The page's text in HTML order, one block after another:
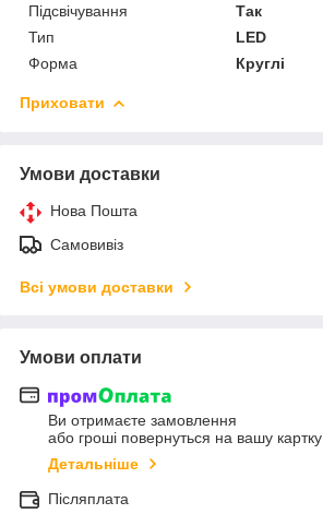
Підсвічування
Так
Тип
LED
Форма
Круглі
Приховати
Умови доставки
Нова Пошта
Самовивіз
Всі умови доставки
Умови оплати
Ви отримаєте замовлення
або гроші повернуться на вашу картку
Детальніше
Післяплата